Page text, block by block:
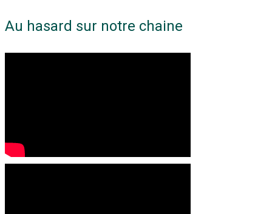
Au hasard sur notre chaine